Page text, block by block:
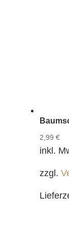
2,99 €
inkl.
zzgl.